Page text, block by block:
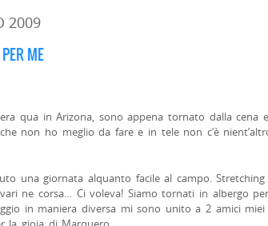
2009
ME
qua in Arizona, sono appena tornato dalla cena
non ho meglio da fare e in tele non c’è
una giornata alquanto facile al campo.
ne corsa… Ci voleva! Siamo tornati in albergo
in maniera diversa mi sono unito a 2 amici